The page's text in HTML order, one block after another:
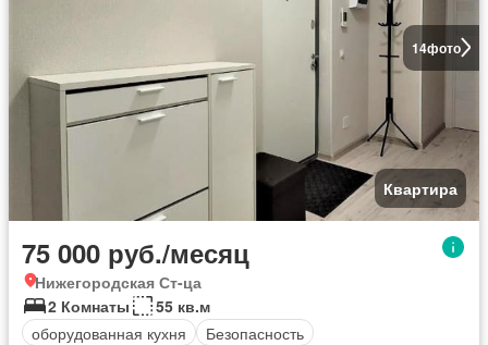
14фото
Квартира
75 000 руб./месяц
Нижегородская Ст-ца
2 Комнаты
55 кв.м
оборудованная кухня
Безопасность